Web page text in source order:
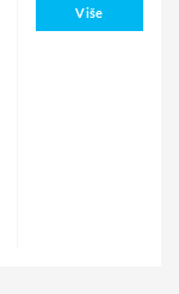
Više